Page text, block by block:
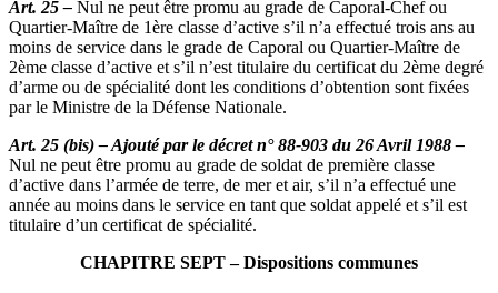
Art. 25 – Nul ne peut être promu au grade de Caporal-Chef ou
Quartier-Maître de 1ère classe d’active s’il n’a effectué trois ans au
moins de service dans le grade de Caporal ou Quartier-Maître de
2ème classe d’active et s’il n’est titulaire du certificat du 2ème degré
d’arme ou de spécialité dont les conditions d’obtention sont fixées
par le Ministre de la Défense Nationale.
Art. 25 (bis) – Ajouté par le décret n° 88-903 du 26 Avril 1988 –
Nul ne peut être promu au grade de soldat de première classe
d’active dans l’armée de terre, de mer et air, s’il n’a effectué une
année au moins dans le service en tant que soldat appelé et s’il est
titulaire d’un certificat de spécialité.
CHAPITRE SEPT – Dispositions communes